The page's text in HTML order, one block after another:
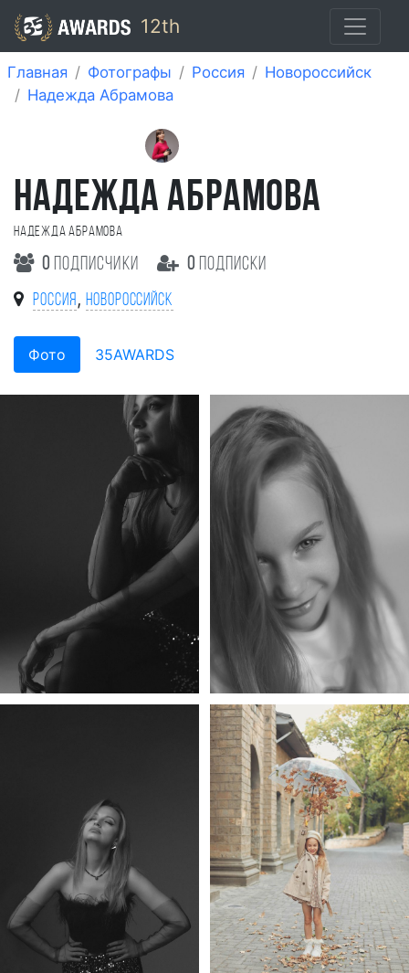
12th
Главная Фотографы Россия
Новороссийск
Надежда Абрамова
НАДЕЖДА АБРАМОВА
Надежда Абрамова
0 подписчики 0 подписки
Россия , Новороссийск
Фото 35AWARDS